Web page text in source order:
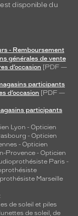
disponible du
- Remboursement
générales de vente
d’occasion [PDF —
participants
d’occasion [PDF —
participants
Lyon - Opticien
- Opticien
- Opticien
Provence - Opticien
Paris -
Marseille
de soleil et piles
de soleil, de